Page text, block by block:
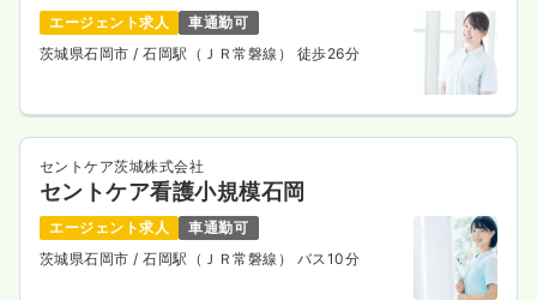
エージェント求人
車通勤可
茨城県石岡市/ 石岡駅（ＪＲ常磐線） 徒歩26分
セントケア茨城株式会社
セントケア看護小規模石岡
エージェント求人
車通勤可
茨城県石岡市/ 石岡駅（ＪＲ常磐線） バス10分